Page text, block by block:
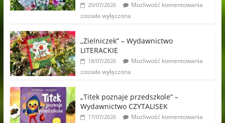
20/07/2026
Możliwość komentowania
została wyłączona
„Zielniczek” – Wydawnictwo
LITERACKIE
18/07/2026
Możliwość komentowania
została wyłączona
„Titek poznaje przedszkole” –
Wydawnictwo CZYTALISEK
17/07/2026
Możliwość komentowania